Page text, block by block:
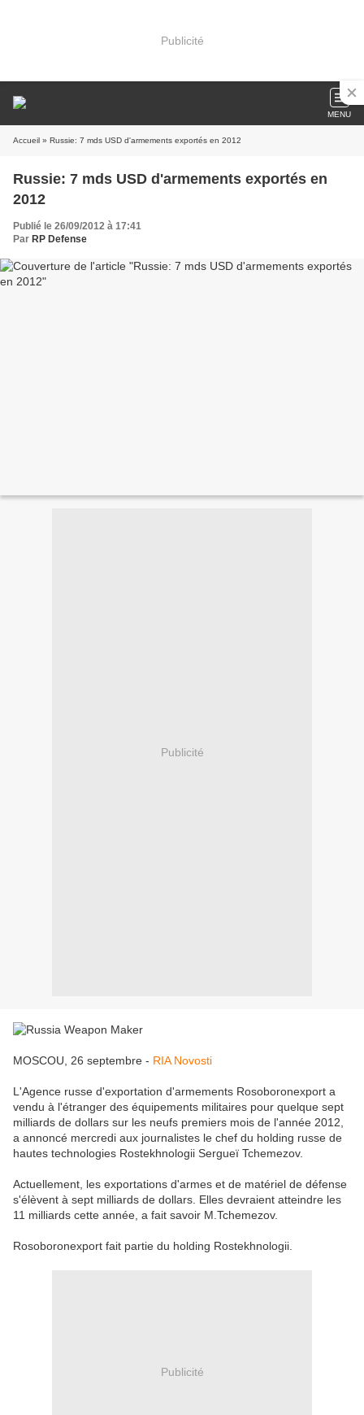
Publicité
MENU
Accueil » Russie: 7 mds USD d'armements exportés en 2012
Russie: 7 mds USD d'armements exportés en
2012
Publié le 26/09/2012 à 17:41
Par RP Defense
Publicité
MOSCOU, 26 septembre - RIA Novosti
L'Agence russe d'exportation d'armements Rosoboronexport a
vendu à l'étranger des équipements militaires pour quelque sept
milliards de dollars sur les neufs premiers mois de l'année 2012,
a annoncé mercredi aux journalistes le chef du holding russe de
hautes technologies Rostekhnologii Sergueï Tchemezov.
Actuellement, les exportations d'armes et de matériel de défense
s'élèvent à sept milliards de dollars. Elles devraient atteindre les
11 milliards cette année, a fait savoir M.Tchemezov.
Rosoboronexport fait partie du holding Rostekhnologii.
Publicité